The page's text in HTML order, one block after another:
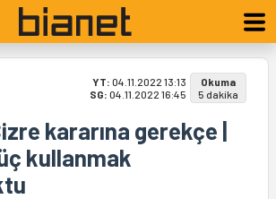
YT: 04.11.2022 13:13
SG: 04.11.2022 16:45
Okuma
5 dakika
kararına gerekçe |
kullanmak